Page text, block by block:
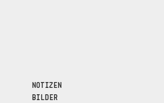
NOTIZEN
BILDER